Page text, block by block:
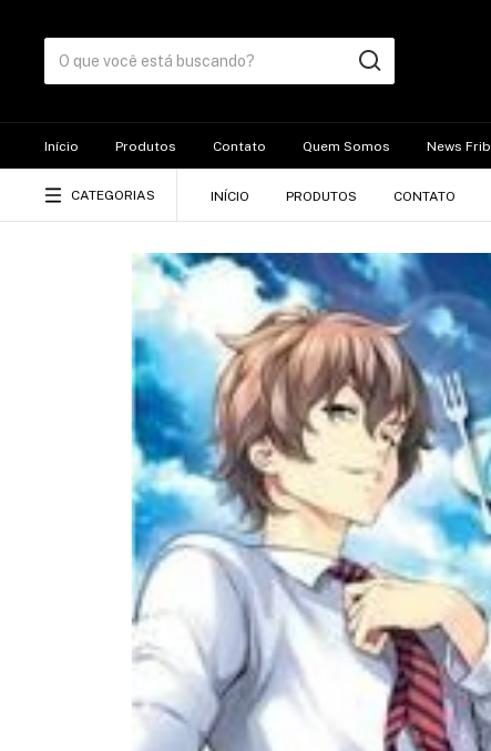
Início Produtos Contato Quem Somos News Frib
CATEGORIAS INÍCIO PRODUTOS CONTATO